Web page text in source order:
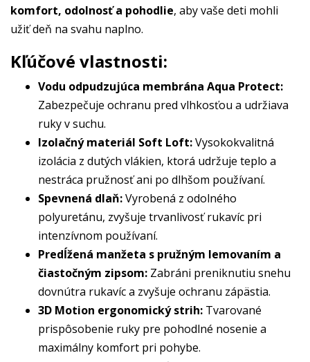
komfort, odolnosť a pohodlie, aby vaše deti mohli
užiť deň na svahu naplno.
Kľúčové vlastnosti:
Vodu odpudzujúca membrána Aqua Protect:
Zabezpečuje ochranu pred vlhkosťou a udržiava
ruky v suchu.
Izolačný materiál Soft Loft:Vysokokvalitná
izolácia z dutých vlákien, ktorá udržuje teplo a
nestráca pružnosť ani po dlhšom používaní.
Spevnená dlaň:Vyrobená z odolného
polyuretánu, zvyšuje trvanlivosť rukavíc pri
intenzívnom používaní.
Predĺžená manžeta s pružným lemovaním a
čiastočným zipsom: Zabráni preniknutiu snehu
dovnútra rukavíc a zvyšuje ochranu zápästia.
3D Motion ergonomický strih: Tvarované
prispôsobenie ruky pre pohodlné nosenie a
maximálny komfort pri pohybe.